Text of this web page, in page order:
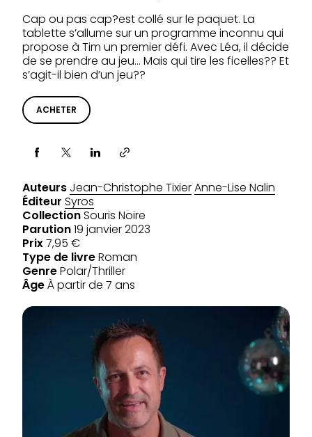
Cap ou pas cap?est collé sur le paquet. La
tablette s’allume sur un programme inconnu qui
propose à Tim un premier défi. Avec Léa, il décide
de se prendre au jeu… Mais qui tire les ficelles?? Et
s’agit-il bien d’un jeu??
ACHETER
Partager via
Auteurs Jean-Christophe TixierAnne-Lise Nalin
Éditeur Syros
CollectionSouris Noire
Parution19 janvier 2023
Prix7,95 €
Type de livreRoman
GenrePolar/Thriller
ÂgeÀ partir de 7 ans